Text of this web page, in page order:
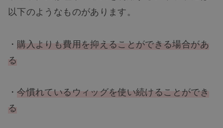
以下のようなものがあります。
・ 購入よりも費用を抑えることができる場合があ
る
・今慣れているウィッグを使い続けるこ とができ
る